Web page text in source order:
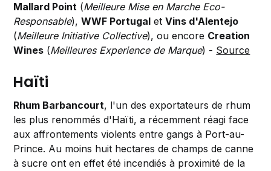
Mallard Point (Meilleure Mise en Marche Eco-
Responsable),WWF Portugal etVins d'Alentejo
(Meilleure Initiative Collective), ou encore Creation
Wines (Meilleures Experience de Marque) - Source
Haïti
Rhum Barbancourt, l'un des exportateurs de rhum
les plus renommés d'Haïti, a récemment réagi face
aux affrontements violents entre gangs à Port-au-
Prince. Au moins huit hectares de champs de canne
à sucre ont en effet été incendiés à proximité de la